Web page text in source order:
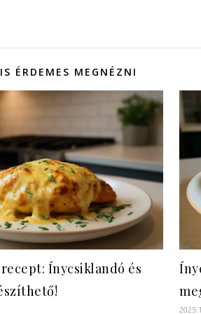
ÉRDEMES MEGNÉZNI
Ínycsiklandó és